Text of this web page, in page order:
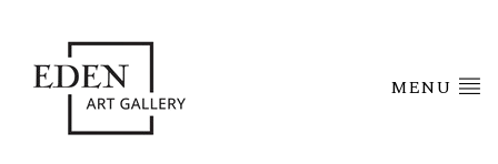
MENU